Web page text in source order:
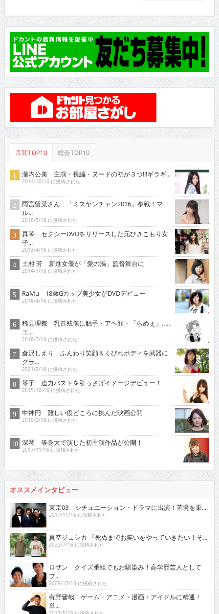
月間TOP10 総合TOP10
瀧内公美 主演・長編・ヌードの初が３つ!!!ギラギ...
2014/10/16 に投稿された
雨宮留菜さん 「ミスヤンチャン2016」参戦！マ
ル...
2016/5/16 に投稿された
真琴 セクシーDVDをリリースした元ひきこもり女
子...
2013/4/16 に投稿された
土村 芳 新進女優が「愛の渦」監督舞台に
2014/7/16 に投稿された
RaMu 18歳Gカップ美少女がDVDデビュー
2016/4/16 に投稿された
稀見理都 乳首残像に触手・アヘ顔・「らめぇ」……
エ...
2018/3/16 に投稿された
倉沢しえり ふんわり笑顔＆くびれボディを武器に
グラ...
2021/2/16 に投稿された
琴子 迫力バストを引っさげイメージデビュー！
2015/10/16 に投稿された
中神円 難しい役どころに挑んだ映画公開
2019/2/16 に投稿された
深琴 等身大で演じた初主演作品が公開！
2017/11/16 に投稿された
オススメインタビュー
東京03 シチュエーション・ドラマに出演！苦境を乗...
2017/11/16 に投稿された
真空ジェシカ 『死ぬまでお笑いをやっていきたい！そ...
2022/7/16 に投稿された
ロザン クイズ番組でもお馴染み！高学歴芸人として
ブ...
2009/12/16 に投稿された
有野晋哉 ゲーム・アニメ・漫画・アイドルに精通！
単...
2017/5/16 に投稿された